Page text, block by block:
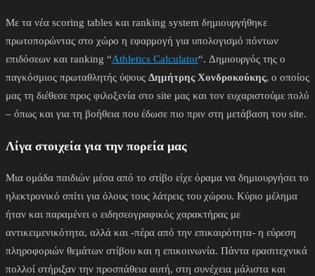
Με τα νέα scoring tables και ranking system δημιουργήθηκε
πρωτοπορώντας στο χώρο η εφαρμογή για υπολογισμό πόντων
επιδόσεων και ranking “Athletics Calculator“. Δημιουργός της ο
παγκόσμιος πρωταθλητής ύψους Δημήτρης Χονδροκούκης, ο οποίος
μας τη διέθεσε προς φιλοξενία στο site μας και τον ευχαριστούμε πολύ
– όπως και για τη βοήθεια που έδωσε πιο πριν στη μετάβαση του site.
Λίγα στοιχεία για την πορεία μας
Μια ομάδα παιδιών μέσα από το στίβο είχε όραμα να δημιουργήσει το
ηλεκτρονικό σπίτι για όλους τους λάτρεις του χώρου. Κύριο μέλημα
ήταν και παραμένει ο ειδησεογραφικός χαρακτήρας με
αντικειμενικότητα, αλλά και -πέρα από την επικαιρότητα- η εύρεση
πληροφοριών θεμάτων στίβου και η επικοινωνία. Πάντα ερασιτεχνικά
πολλοί στήριξαν την προσπάθεια αυτή, στη συνέχεια μάλιστα και